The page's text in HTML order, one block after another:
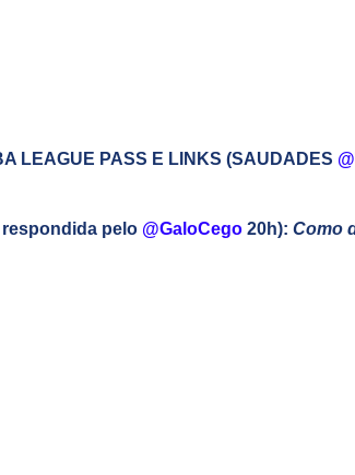
LEAGUE PASS E LINKS (SAUDADES
respondida pelo @GaloCego 20h): Como